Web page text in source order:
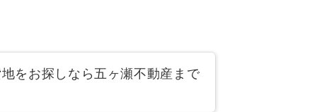
をお探しなら五ヶ瀬不動産まで